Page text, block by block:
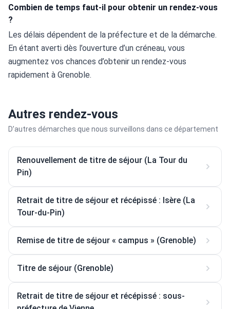
Combien de temps faut-il pour obtenir un rendez-vous
?
Les délais dépendent de la préfecture et de la démarche.
En étant averti dès l’ouverture d’un créneau, vous
augmentez vos chances d’obtenir un rendez-vous
rapidement à Grenoble.
Autres rendez-vous
D’autres démarches que nous surveillons dans ce département
Renouvellement de titre de séjour (La Tour du
Pin)
Retrait de titre de séjour et récépissé : Isère (La
Tour-du-Pin)
Remise de titre de séjour « campus » (Grenoble)
Titre de séjour (Grenoble)
Retrait de titre de séjour et récépissé : sous-